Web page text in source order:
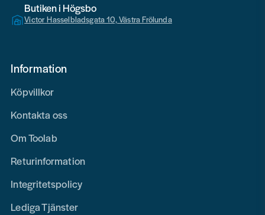
Butiken i Högsbo
Victor Hasselbladsgata 10, Västra Frölunda
Information
Köpvillkor
Kontakta oss
Om Toolab
Returinformation
Integritetspolicy
Lediga Tjänster